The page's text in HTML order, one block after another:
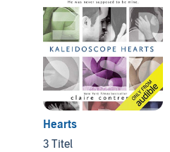
Hearts
3 Titel